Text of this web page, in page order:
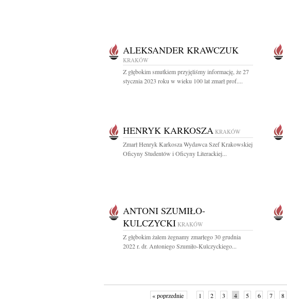
ALEKSANDER KRAWCZUK
KRAKÓW
Z głębokim smutkiem przyjęliśmy informację, że 27
stycznia 2023 roku w wieku 100 lat zmarł prof....
HENRYK KARKOSZA KRAKÓW
Zmarł Henryk Karkosza Wydawca Szef Krakowskiej
Oficyny Studentów i Oficyny Literackiej...
ANTONI SZUMIŁO-
KULCZYCKI KRAKÓW
Z głębokim żalem żegnamy zmarłego 30 grudnia
2022 r. dr. Antoniego Szumiło-Kulczyckiego...
« poprzednie 1 2 3 4 5 6 7 8